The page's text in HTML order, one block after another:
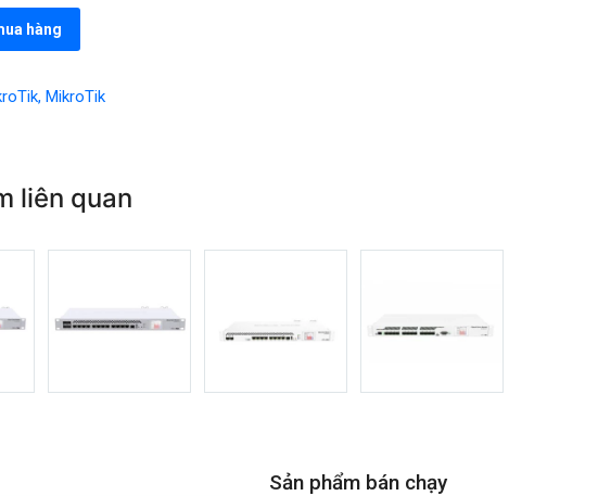
hàng
, MikroTik
liên quan
Sản phẩm bán chạy